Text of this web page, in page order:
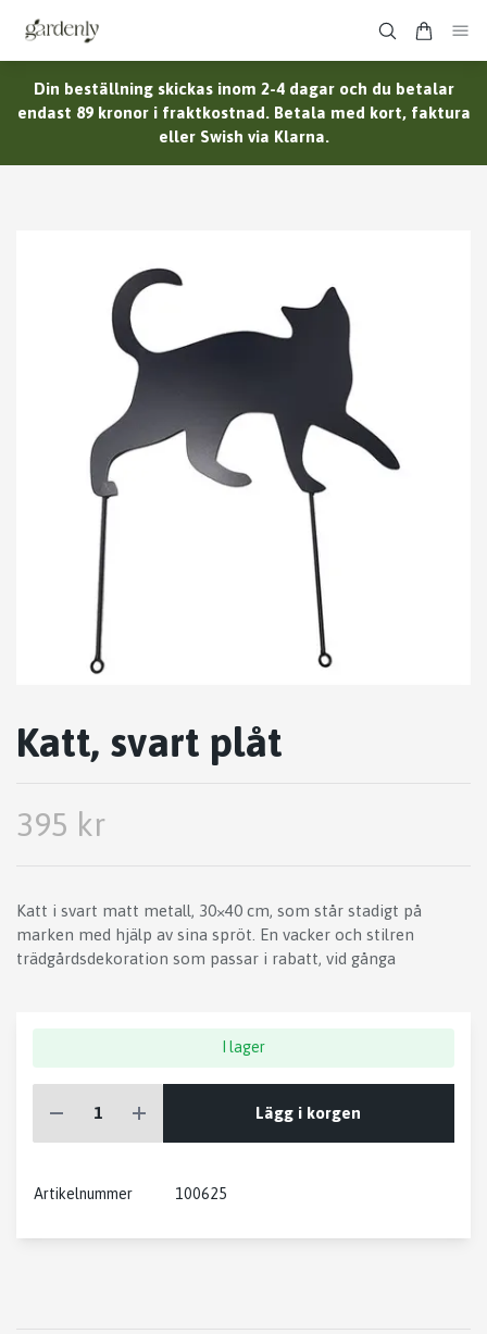
Din beställning skickas inom 2-4 dagar och du betalar
endast 89 kronor i fraktkostnad. Betala med kort, faktura
eller Swish via Klarna.
Katt, svart plåt
395 kr
Katt i svart matt metall, 30×40 cm, som står stadigt på
marken med hjälp av sina spröt. En vacker och stilren
trädgårdsdekoration som passar i rabatt, vid gånga
I lager
Lägg i korgen
Artikelnummer 100625